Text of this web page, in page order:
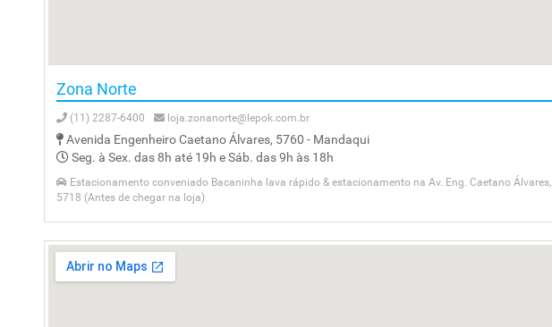
Zona Norte
(11) 2287-6400 loja.zonanorte@lepok.com.br
Avenida Engenheiro Caetano Álvares, 5760 - Mandaqui
Seg. à Sex. das 8h até 19h e Sáb. das 9h às 18h
Estacionamento conveniado Bacaninha lava rápido & estacionamento na Av. Eng. Caetano Álvares,
5718 (Antes de chegar na loja)